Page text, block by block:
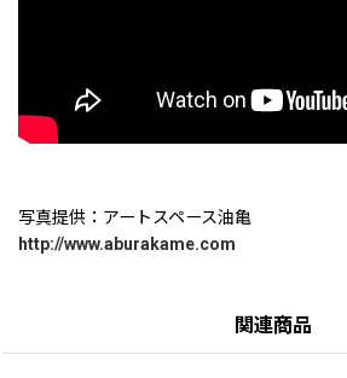
写真提供：アートスペース油亀
http://www.aburakame.com
関連商品